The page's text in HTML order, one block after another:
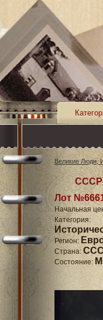
Великие Люди,
СССР
Лот
Начальная
Регион:
Страна:
Состояние: